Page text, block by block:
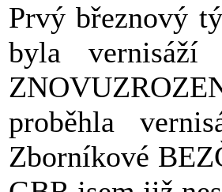
Prvý březnový
byla vernisáží
proběhla
Zborníkové